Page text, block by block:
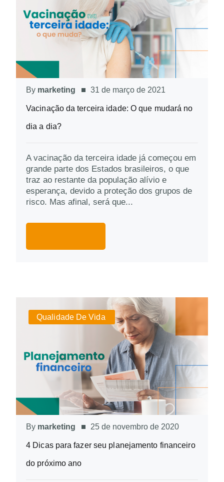
By marketing 31 de março de 2021
Vacinação da terceira idade: O que mudará no
dia a dia?
A vacinação da terceira idade já começou em
grande parte dos Estados brasileiros, o que
traz ao restante da população alívio e
esperança, devido a proteção dos grupos de
risco. Mas afinal, será que...
Qualidade De Vida
By marketing 25 de novembro de 2020
4 Dicas para fazer seu planejamento financeiro
do próximo ano